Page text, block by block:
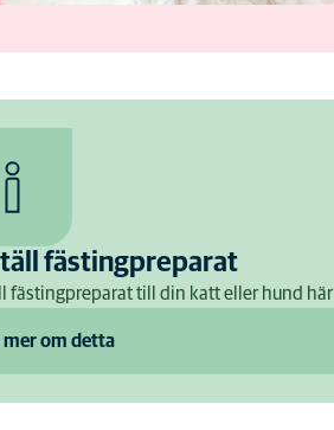
fästingpreparat
fästingpreparat till din katt eller hund här
mer om detta